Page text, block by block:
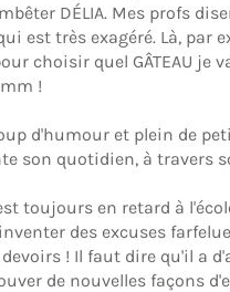
DÉLIA. Mes profs
est très exagéré. Là, par
choisir quel GÂTEAU je
!
d'humour et plein de
son quotidien, à travers
toujours en retard à
des excuses
! Il faut dire qu'il a
de nouvelles façons